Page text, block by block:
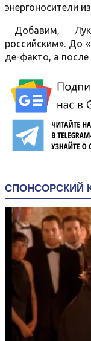
энергоносители
Добавим,
российским». До
де-факто, а